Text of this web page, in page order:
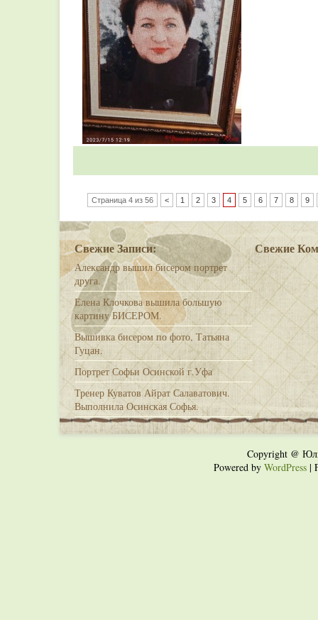
Страница 4 из 56 < 1 2 3 4 5 6 7 8 9
Свежие Записи:
Александр вышил бисером портрет
друга.
Елена Клочкова вышила большую
картину БИСЕРОМ.
Вышивка бисером по фото, Татьяна
Гуцан.
Портрет Софьи Осинской г.Уфа
Тренер Куватов Айрат Салаватович.
Выполнила Осинская Софья.
Свежие
Copyright @
Powered by WordPress |